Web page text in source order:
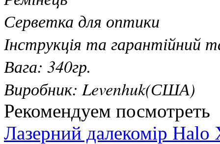
Серветка для оптики
Інструкція та гарантійний
Вага: 340гр.
Виробник: Levenhuk(США)
Рекомендуем посмотреть
Лазерний далекомір